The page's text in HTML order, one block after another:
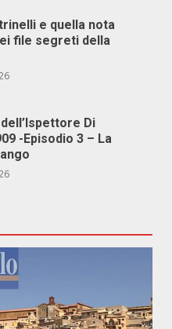
e quella nota
file segreti della
Di
-Episodio 3 – La